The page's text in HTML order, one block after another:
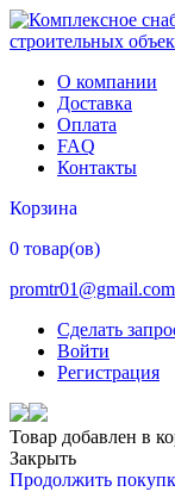
О компании
Доставка
Оплата
FAQ
Контакты
Корзина
0 товар(ов)
promtr01@gmail.com
Сделать
Войти
Регистрация
Товар добавлен в
Закрыть
Продолжить